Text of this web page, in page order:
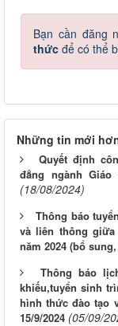
Bạn cần đăng
thức để có thể
Những tin mới
Quyết định
đẳng ngành
(18/08/2024)
Thông báo
và liên thông
năm 2024 (bổ
Thông báo
khiếu,tuyển sinh
hình thức đào tạo
15/9/2024 (05/09/